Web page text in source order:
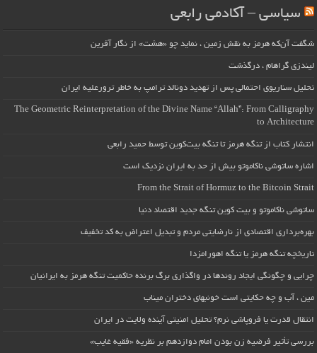
سیاسی – آکادمی رابعی
شگفت آن‌که هرمز به نقش زمین ، نماید چو «هشت» از نگار آفرین
لیندزی گراهام ، درگذشت
تحلیل سناریوی احتمالی پس از تهدید دونالد ترامپ به خاطر ترورعلیه ایران
The Geometric Reinterpretation of the Divine Name “Allah”: From Calligraphy
to Architecture
انتشار کتاب از تنگه هرمز تا تنگه بیت‌کوین توسط حمید رابعی
اشاره ساتوشی ناکاموتو بیش از حد به ایران نزدیک است
From the Strait of Hormuz to the Bitcoin Strait
ساتوشی ناکاموتو و بیت کوین تنگه جدید اقتصاد دنیا
بهره‌برداری اقتصادی از نارضایتی مردم و تبدیل اعتراض به کد تخفیف
تاریخچه تنگه هرمز یا تنگه اهورامزدا
چرایی و چگونگی ایجاد روندها در واگذاری برگ برنده حاکمیت تنگه هرمز به ایرانیان
مین ، آب و چه حکایتی است خونبهای دختران میناب
انتقال قدرت یا فروپاشی نرم؟ تحلیل امنیتی آینده ولایت در ایران
بررسی تأثیر فرضیه زن بودن امام دوازدهم بر نظریه «فقیه غایب»